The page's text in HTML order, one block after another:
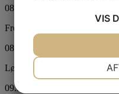
08.00 - 17.00
Fredag:
08.00 - 15.00
Lørdag:
09.30 - 14.30
VIS